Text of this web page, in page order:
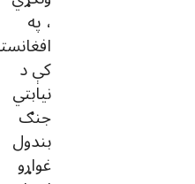
، په
کې د
نیابتي
جنګ
بندول
غواړو